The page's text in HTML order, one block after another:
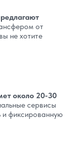
от
не хотите
около 20-30
сервисы
и фиксированную